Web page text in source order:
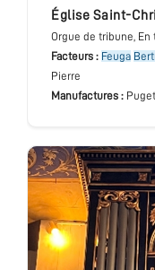
église Saint-
Orgue de tribune, En
Facteurs : Feuga
Pierre
Manufactures : Puget